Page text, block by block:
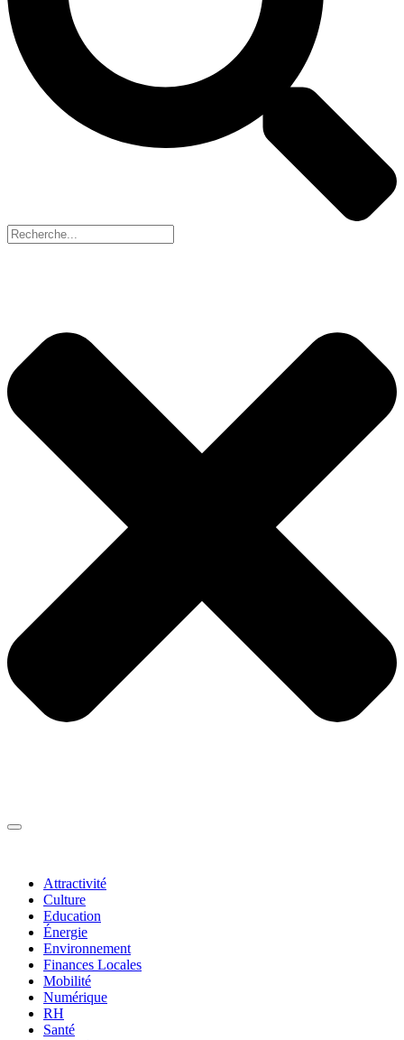
Attractivité
Culture
Education
Énergie
Environnement
Finances Locales
Mobilité
Numérique
RH
Santé